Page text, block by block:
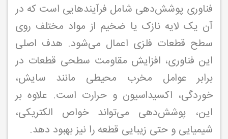
فناوری پوشش‌دهی شامل فرآیندهایی است که در
آن یک لایه نازک یا ضخیم از مواد مختلف روی
سطح قطعات فلزی اعمال می‌شود. هدف اصلی
این فناوری، افزایش مقاومت سطحی قطعات در
برابر عوامل مخرب محیطی مانند سایش،
خوردگی، اکسیداسیون و حرارت است. علاوه بر
این، پوشش‌دهی می‌تواند خواص الکتریکی،
شیمیایی و حتی زیبایی قطعه را نیز بهبود دهد.